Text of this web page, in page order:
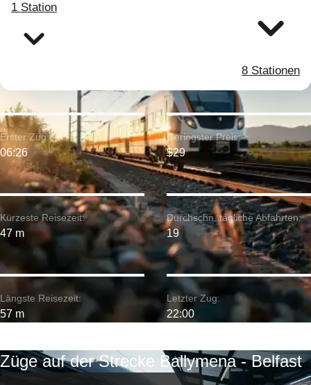
1 Station
8 Stationen
Kürzeste Reisezeit:
47 m
Erster Zug:
06:26
Längste Reisezeit:
57 m
Geringster Preis:
$29
Durchschn. tägliche Abfahrten:
19
Letzter Zug:
22:00
Züge auf der Strecke Ballymena - Belfast